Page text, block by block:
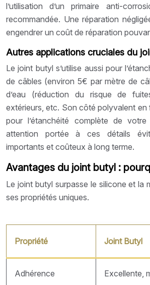
l’utilisation d’un primaire anti-
recommandée. Une réparation
engendrer un coût de réparation
Autres applications cruciales du
Le joint butyl s’utilise aussi pour
de câbles (environ 5€ par mètre de
d’eau (réduction du risque de
extérieurs, etc. Son côté polyvalent en
pour l’étanchéité complète de
attention portée à ces détails
importants et coûteux à long terme.
Avantages du joint butyl :
Le joint butyl surpasse le silicone et la
ses propriétés uniques.
Propriété Joint Butyl
Adhérence Excellente,